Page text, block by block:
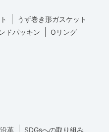
うず巻き形ガスケット
ドパッキン Oリング
沿革 SDGsへの取り組み